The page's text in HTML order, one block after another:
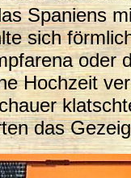
Spaniens
sich
oder
Hochzeit
das